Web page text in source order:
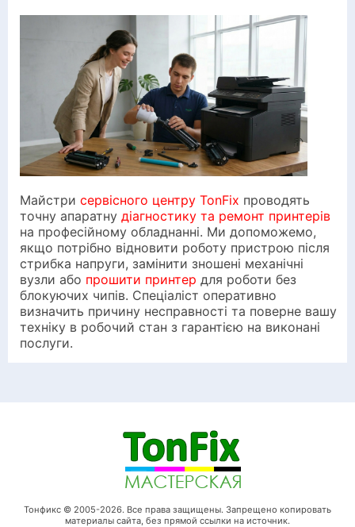
Майстри сервісного центру TonFix проводять
точну апаратну діагностику та ремонт принтерів
на професійному обладнанні. Ми допоможемо,
якщо потрібно відновити роботу пристрою після
стрибка напруги, замінити зношені механічні
вузли або прошити принтер для роботи без
блокуючих чипів. Спеціаліст оперативно
визначить причину несправності та поверне вашу
техніку в робочий стан з гарантією на виконані
послуги.
Тонфикс © 2005-2026. Все права защищены. Запрещено копировать
материалы сайта, без прямой ссылки на источник.